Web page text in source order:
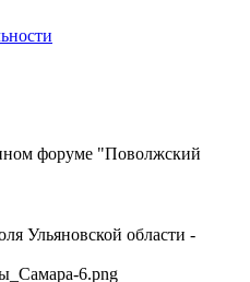
форуме "Поволжский
Ульяновской области -